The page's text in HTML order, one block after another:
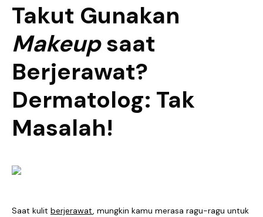
Takut Gunakan
Makeupsaat
Berjerawat?
Dermatolog: Tak
Masalah!
Saat kulit berjerawat, mungkin kamu merasa ragu-ragu untuk